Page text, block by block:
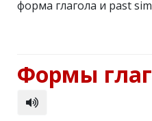
форма глагола и past
Формы